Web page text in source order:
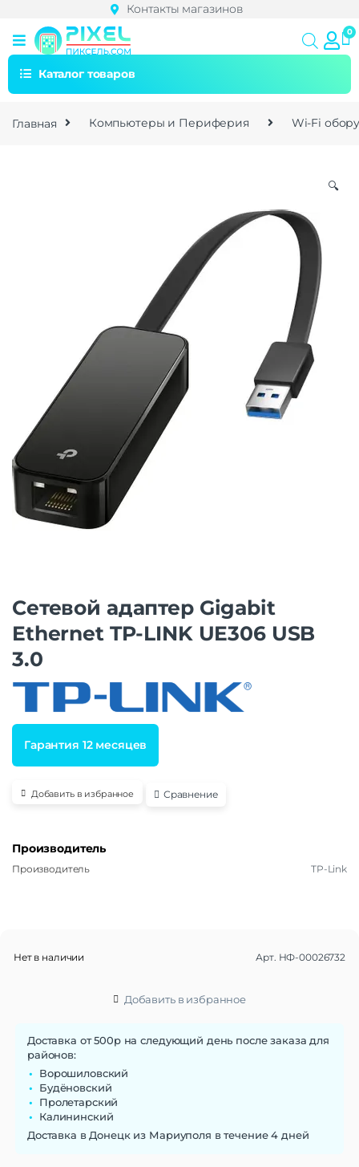
Контакты магазинов
Каталог товаров
Главная Компьютеры и Периферия Wi-Fi
🔍
Сетевой адаптер Gigabit
Ethernet TP-LINK UE306 USB
3.0
Гарантия 12 месяцев
Добавить в избранное Сравнение
Производитель
Производитель TP-Link
Нет в наличии Арт. НФ-00026732
Добавить в избранное
Доставка от 500р на следующий день после заказа для
районов:
Ворошиловский
Будёновский
Пролетарский
Калининский
Доставка в Донецк из Мариуполя в течение 4 дней